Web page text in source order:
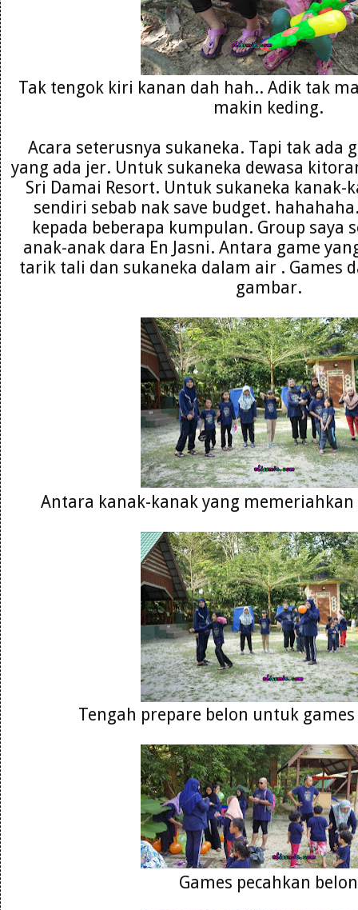
Tak tengok kiri kanan dah hah.. Adik tak
makin keding.
Acara seterusnya sukaneka. Tapi tak ada
yang ada jer. Untuk sukaneka dewasa
Sri Damai Resort. Untuk sukaneka kanak-
sendiri sebab nak save budget.
kepada beberapa kumpulan. Group saya
anak-anak dara En Jasni. Antara game
tarik tali dan sukaneka dalam air . Games
gambar.
Antara kanak-kanak yang
Tengah prepare belon untuk
Games pecahkan belon